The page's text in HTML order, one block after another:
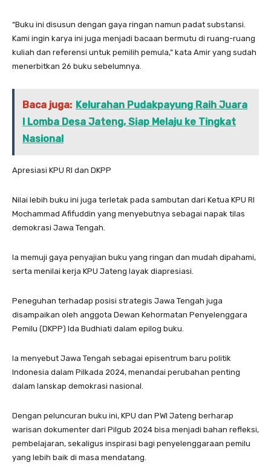
“Buku ini disusun dengan gaya ringan namun padat substansi.
Kami ingin karya ini juga menjadi bacaan bermutu di ruang-ruang
kuliah dan referensi untuk pemilih pemula,” kata Amir yang sudah
menerbitkan 26 buku sebelumnya.
Baca juga: Kelurahan Pudakpayung Raih Juara
I Lomba Desa Jateng, Siap Melaju ke Tingkat
Nasional
Apresiasi KPU RI dan DKPP
Nilai lebih buku ini juga terletak pada sambutan dari Ketua KPU RI
Mochammad Afifuddin yang menyebutnya sebagai napak tilas
demokrasi Jawa Tengah.
Ia memuji gaya penyajian buku yang ringan dan mudah dipahami,
serta menilai kerja KPU Jateng layak diapresiasi.
Peneguhan terhadap posisi strategis Jawa Tengah juga
disampaikan oleh anggota Dewan Kehormatan Penyelenggara
Pemilu (DKPP) Ida Budhiati dalam epilog buku.
Ia menyebut Jawa Tengah sebagai episentrum baru politik
Indonesia dalam Pilkada 2024, menandai perubahan penting
dalam lanskap demokrasi nasional.
Dengan peluncuran buku ini, KPU dan PWI Jateng berharap
warisan dokumenter dari Pilgub 2024 bisa menjadi bahan refleksi,
pembelajaran, sekaligus inspirasi bagi penyelenggaraan pemilu
yang lebih baik di masa mendatang.